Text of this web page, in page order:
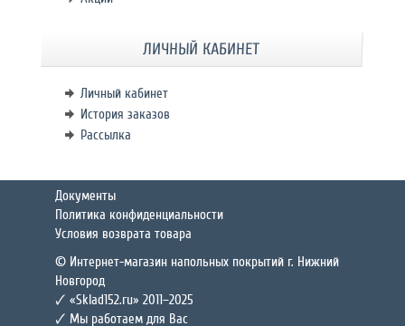
ЛИЧНЫЙ КАБИНЕТ
Личный кабинет
История заказов
Рассылка
Документы
Политика конфиденциальности
Условия возврата товара
© Интернет-магазин напольных покрытий г. Нижний
Новгород
🗸 «Sklad152.ru» 2011–2025
🗸 Мы работаем для Вас